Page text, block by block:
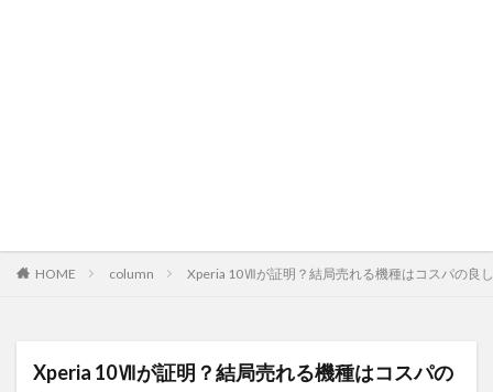
HOME column Xperia 10Ⅶが証明？結局売れる機種はコスパの良
Xperia 10Ⅶが証明？結局売れる機種はコスパの